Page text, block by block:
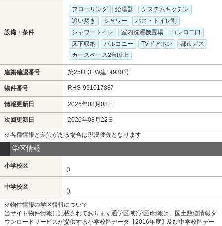
設備・条件
フローリング 給湯器
システムキッチン
追い焚き
シャワー
バス・トイレ別
シャワートイレ
室内洗濯機置場
コンロ二口
床下収納
バルコニー TVドアホン
都市ガス
カースペース2台以上
建築確認番号 第25UDI1W建14930号
物件番号 RHS-991017887
情報更新日 2026年08月08日
次回更新日 2026年08月22日
※各種情報と差異がある場合は現況優先となります
学区情報
小学校区
()
中学校区
()
※物件情報の学区情報について
当サイト物件情報に記載されております通学区域(学区)情報は、国土数値情報ダ
ウンロードサービスが提供する小学校区データ【2016年度】及び中学校区デー